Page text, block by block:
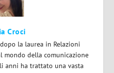
Croci
la laurea in Relazioni
mondo della comunicazione
anni ha trattato una vasta